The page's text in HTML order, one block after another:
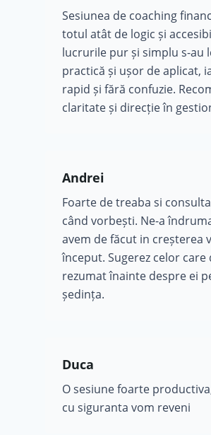
Sesiunea de coaching
totul atât de logic și
lucrurile pur și simplu s-au
practică și ușor de aplicat,
rapid și fără confuzie.
claritate și direcție în
Andrei
Foarte de treaba si
când vorbești. Ne-a
avem de făcut in
început. Sugerez celor
rezumat înainte despre ei
ședința.
Duca
O sesiune foarte
cu siguranta vom reveni